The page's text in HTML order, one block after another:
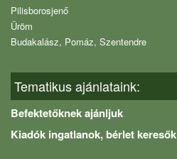
Pilisborosjenő
Üröm
Budakalász, Pomáz, Szentendre
Tematikus ajánlataink:
Befektetőknek ajánljuk
Kiadók ingatlanok, bérlet keresők